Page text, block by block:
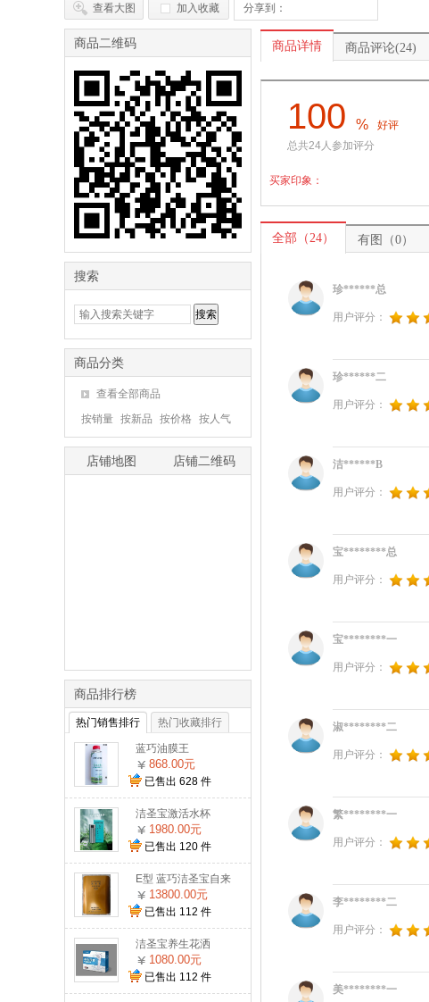
查看大图 加入收藏 分享到：
商品二维码
搜索
商品分类
查看全部商品
按销量 按新品 按价格 按人气
店铺地图 店铺二维码
商品排行榜
热门销售排行 热门收藏排行
蓝巧油膜王
868.00元
已售出 628 件
洁圣宝激活水杯
1980.00元
已售出 120 件
E型 蓝巧洁圣宝自来
水激活机
13800.00元
已售出 112 件
洁圣宝养生花洒
1080.00元
已售出 112 件
商品详情 商品评论(24)
100 %
好评
总共24人参加评分
买家印象：
全部（24） 有图（0）
珍******总
用户评分：
珍******二
用户评分：
洁******B
用户评分：
宝********总
用户评分：
宝********一
用户评分：
淑********二
用户评分：
繁********一
用户评分：
李********二
用户评分：
美********一